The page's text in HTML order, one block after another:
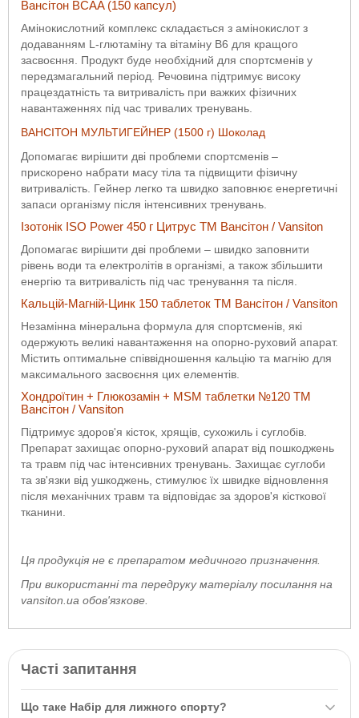
Вансітон BCAA (150 капсул)
Амінокислотний комплекс складається з амінокислот з
додаванням L-глютаміну та вітаміну B6 для кращого
засвоєння. Продукт буде необхідний для спортсменів у
передзмагальний період. Речовина підтримує високу
працездатність та витривалість при важких фізичних
навантаженнях під час тривалих тренувань.
ВАНСІТОН МУЛЬТИГЕЙНЕР (1500 г) Шоколад
Допомагає вирішити дві проблеми спортсменів –
прискорено набрати масу тіла та підвищити фізичну
витривалість. Гейнер легко та швидко заповнює енергетичні
запаси організму після інтенсивних тренувань.
Ізотонік ISO Power 450 г Цитрус ТМ Вансітон / Vansiton
Допомагає вирішити дві проблеми – швидко заповнити
рівень води та електролітів в організмі, а також збільшити
енергію та витривалість під час тренування та після.
Кальцій-Магній-Цинк 150 таблеток ТМ Вансітон / Vansiton
Незамінна мінеральна формула для спортсменів, які
одержують великі навантаження на опорно-руховий апарат.
Містить оптимальне співвідношення кальцію та магнію для
максимального засвоєння цих елементів.
Хондроїтин + Глюкозамін + MSM таблетки №120 ТМ
Вансітон / Vansiton
Підтримує здоров'я кісток, хрящів, сухожиль і суглобів.
Препарат захищає опорно-руховий апарат від пошкоджень
та травм під час інтенсивних тренувань. Захищає суглоби
та зв'язки від ушкоджень, стимулює їх швидке відновлення
після механічних травм та відповідає за здоров'я кісткової
тканини.
Ця продукція не є препаратом медичного призначення.
При використанні та передруку матеріалу посилання на
vansiton.ua обов'язкове.
Часті запитання
Що таке Набір для лижного спорту?